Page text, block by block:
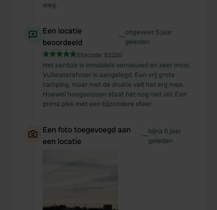
weg.
Een locatie
beoordeeld
—ongeveer 5 jaar
geleden
Sitecode: 92220
Het sanitair is inmiddels vernieuwd en zeer mooi.
Vuilwaterafvoer is aangelegd. Een vrij grote
camping, maar met de drukte valt het erg mee.
Hoewel hoogseizoen staat het nog niet vol. Een
prima plek met een bijzondere sfeer.
Een foto toegevoegd aan
een locatie
—bijna 6 jaar
geleden